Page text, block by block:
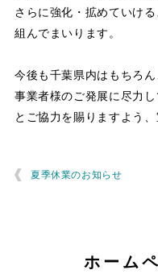
さらに強化・拡めていけ
組んでまいります。
今後も千葉県内はもちろ
事業者様のご発展に尽力
とご協力を賜りますよう
夏季休業のお知らせ
ホーム